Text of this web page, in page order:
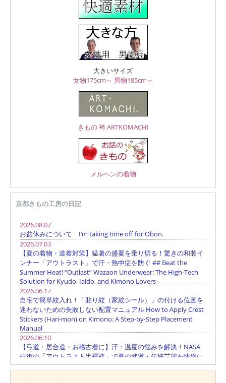
大きいサイズ
女物175cm～ 男物185cm～
きもの 袴 ARTKOMACHI
メルヘンの着物
京都きもの工房の日記